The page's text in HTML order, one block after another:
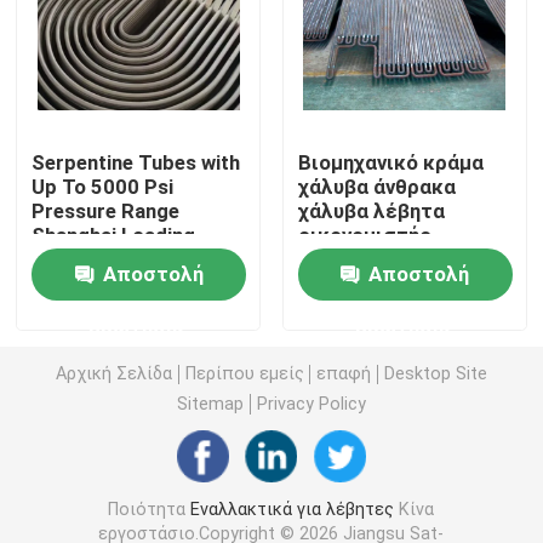
Σπειροειδής σωλήνας πτερυγίων
Σερπεντίνιο σωλήνα
Κεφαλή ατμού λέβητα
Superheater και Reheater
Προθερμαστής αέρα λεβήτων
Σωλήνας χάλυβα λεβήτων
Serpentine Tubes with
Up To 5000 Psi
Pressure Range
Shanghai Loading
Port's Best Selection
Αποστολή
Βιομηχανικό κράμα
χάλυβα άνθρακα
χάλυβα λέβητα
οικονομιστής
σέρπεντινο σωλήνα
για εργοστάσια
παραγωγής
Αποστολή
Αρχική Σελίδα Περίπου εμείς επαφή
Desktop Site
Sitemap
Privacy Policy
Ποιότητα Εναλλακτικά για λέβητες Κίνα
εργοστάσιο.Copyright © 2026 Jiangsu Sat-